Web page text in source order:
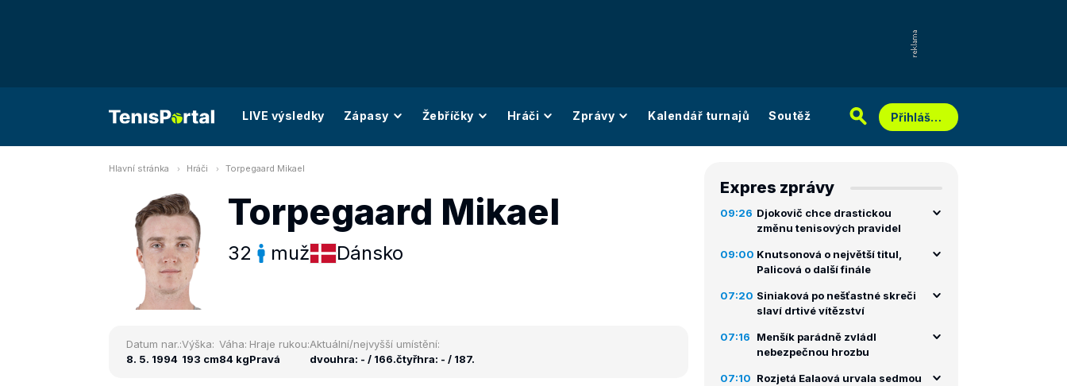
LIVE výsledky Zápasy Žebříčky Hráči Zprávy Kalendář turnajů Soutěž Přihlášení
Hlavní stránka Hráči Torpegaard Mikael
Torpegaard Mikael
32 muž Dánsko
Datum nar.:
8. 5. 1994
Výška:
193 cm
Váha:
84 kg
Hraje rukou:
Pravá
Aktuální/nejvyšší umístění:
dvouhra: - / 166.čtyřhra: - / 187.
Expres zprávy
09:26 Djokovič chce drastickou
změnu tenisových pravidel
09:00 Knutsonová o největší titul,
Palicová o další finále
07:20 Siniaková po nešťastné skreči
slaví drtivé vítězství
07:16
Menšík parádně zvládl
nebezpečnou hrozbu
07:10 Rozjetá Ealaová urvala sedmou